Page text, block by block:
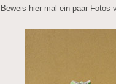
Beweis hier mal ein paar Fotos